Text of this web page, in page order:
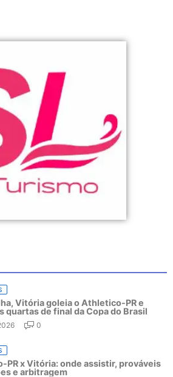
Vitória goleia o Athletico-PR e
quartas de final da Copa do Brasil
0
PR x Vitória: onde assistir, prováveis
e arbitragem